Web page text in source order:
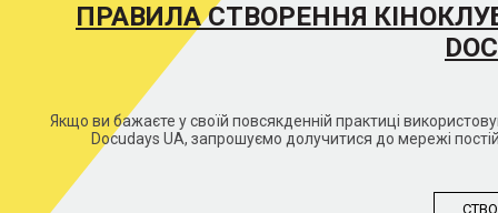
ПРАВИЛА СТВОРЕННЯ
Якщо ви бажаєте у своїй повсякденній практиці
Docudays UA, запрошуємо долучитися до мережі